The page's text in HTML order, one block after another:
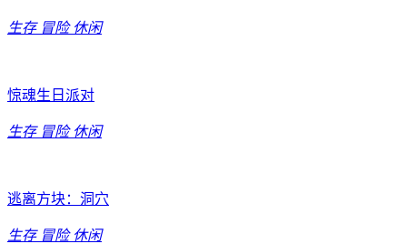
生存 冒险 休闲
惊魂生日派对
生存 冒险 休闲
逃离方块：洞穴
生存 冒险 休闲